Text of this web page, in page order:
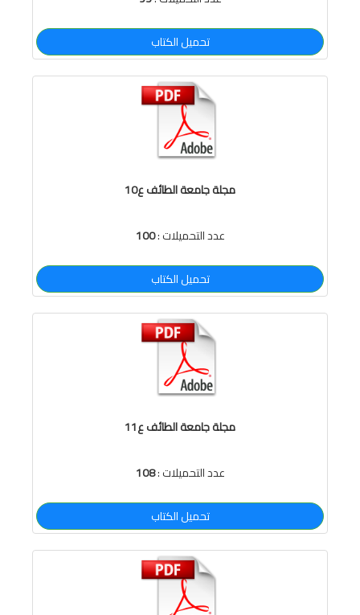
تحميل الكتاب
مجلة جامعة الطائف ع10
عدد التحميلات :100
تحميل الكتاب
مجلة جامعة الطائف ع11
عدد التحميلات :108
تحميل الكتاب